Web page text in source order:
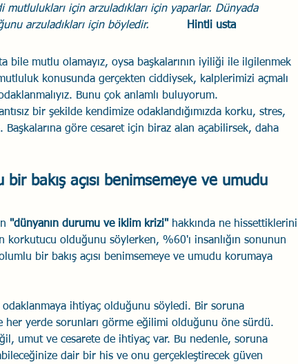
mutlulukları için arzuladıkları için yaparlar. Dünyada
arzuladıkları için böyledir. Hintli usta
bile mutlu olamayız, oysa başkalarının iyiliği ile ilgilenmek
konusunda gerçekten ciddiysek, kalplerimizi açmalı
Bunu çok anlamlı buluyorum.
bir şekilde kendimize odaklandığımızda korku, stres,
Başkalarına göre cesaret için biraz alan açabilirsek, daha
bakış açısı benimsemeye ve umudu
"dünyanın durumu ve iklim krizi" hakkında ne hissettiklerini
olduğunu söylerken, %60'ı insanlığın sonunun
bir bakış açısı benimsemeye ve umudu korumaya
odaklanmaya ihtiyaç olduğunu söyledi. Bir soruna
her yerde sorunları görme eğilimi olduğunu öne sürdü.
umut ve cesarete de ihtiyaç var. Bu nedenle, soruna
dair bir his ve onu gerçekleştirecek güven